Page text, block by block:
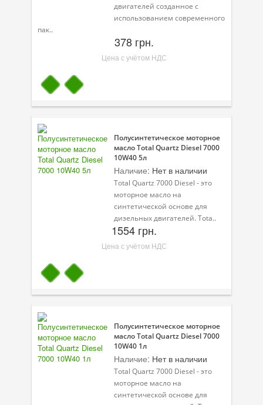
двигателей созданное с
использованием современного
пак..
378 грн.
Цена с учётом НДС
Полусинтетическое моторное
масло Total Quartz Diesel 7000
10W40 5л
Наличие: Нет в наличии
Total Quartz 7000 Diesel - это
моторное масло на
синтетической основе для
дизельных двигателей. Tota..
1554 грн.
Цена с учётом НДС
Полусинтетическое моторное
масло Total Quartz Diesel 7000
10W40 1л
Наличие: Нет в наличии
Total Quartz 7000 Diesel - это
моторное масло на
синтетической основе для